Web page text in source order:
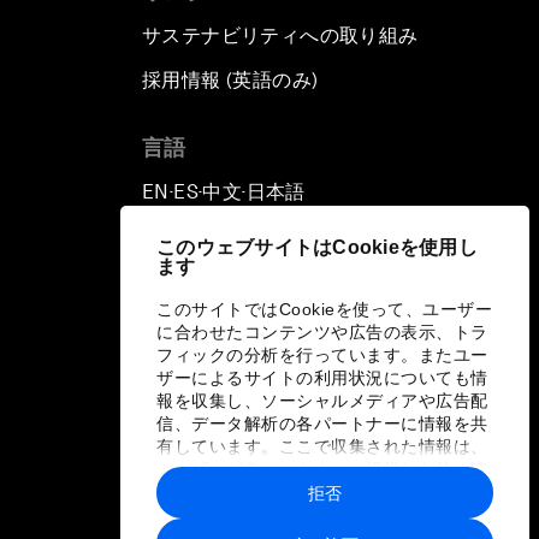
このウェブサイトはCookieを使用し
ます
このサイトではCookieを使って、ユーザー
に合わせたコンテンツや広告の表示、トラ
フィックの分析を行っています。またユー
ザーによるサイトの利用状況についても情
報を収集し、ソーシャルメディアや広告配
信、データ解析の各パートナーに情報を共
有しています。ここで収集された情報は、
ユーザーが各パートナーに提供した他の情
報や各パートナーのサービスを使用した際
に収集された情報と組み合わされ、各パー
拒否
サステナビリティへの取り組み
採用情報 (英語のみ)
言語
EN ▪ ES▪中文▪ 日本語